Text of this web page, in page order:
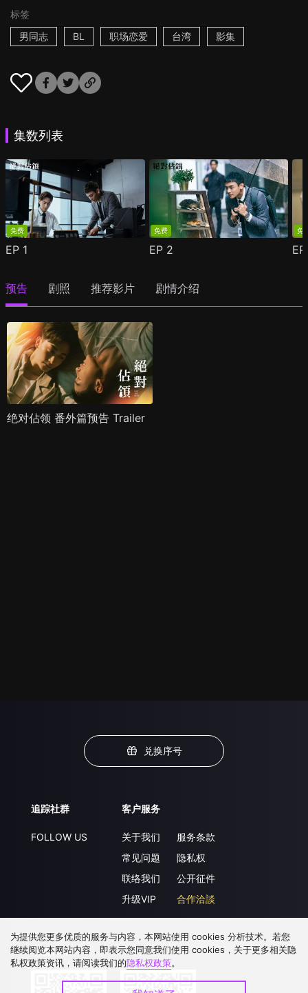
标签
男同志
BL 职场恋爱 台湾 影集
集数列表
免费
EP 1
免费
EP 2
免
预告 剧照 推荐影片 剧情介绍
绝对佔领 番外篇预告 Trailer
兑换序号
追踪社群
FOLLOW US
客户服务
关于我们
常见问题
联络我们
升级VIP
服务条款
隐私权
公开征件
合作洽談
下载 APP
为提供您更多优质的服务与内容，本网站使用 cookies 分析技术。若您
继续阅览本网站内容，即表示您同意我们使用 cookies，关于更多相关隐
私权政策资讯，请阅读我们的隐私权政策。